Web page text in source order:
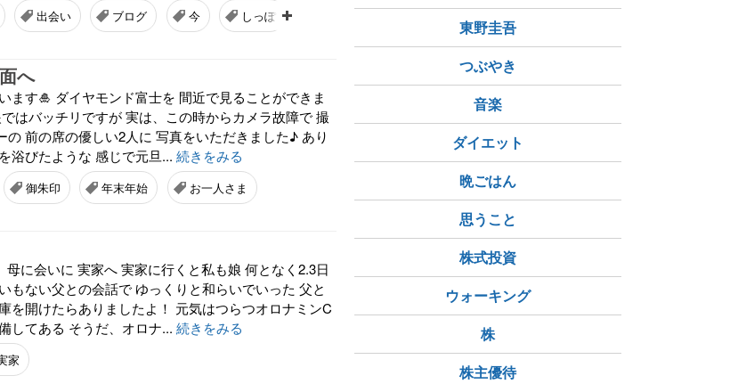
出会い ブログ 今 しっぽ
へ
す🎍 ダイヤモンド富士を 間近で見ることができま
はバッチリですが 実は、この時からカメラ故障で 撮
前の席の優しい2人に 写真をいただきました♪ あり
浴びたような 感じで元旦... 続きをみる
御朱印 年末年始 お一人さま
に会いに 実家へ 実家に行くと私も娘 何となく2.3日
もない父との会話で ゆっくりと和らいでいった 父と
を開けたらありましたよ！ 元気はつらつオロナミンC
してある そうだ、オロナ... 続きをみる
家
東野圭吾
つぶやき
音楽
ダイエット
晩ごはん
思うこと
株式投資
ウォーキング
株
株主優待